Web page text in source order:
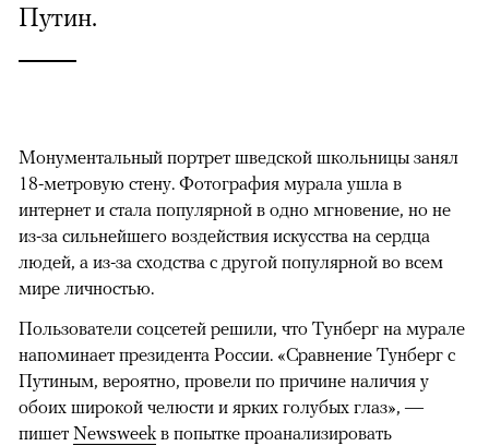
Путин.
Монументальный портрет шведской школьницы занял
18-метровую стену. Фотография мурала ушла в
интернет и стала популярной в одно мгновение, но не
из-за сильнейшего воздействия искусства на сердца
людей, а из-за сходства с другой популярной во всем
мире личностью.
Пользователи соцсетей решили, что Тунберг на мурале
напоминает президента России. «Сравнение Тунберг с
Путиным, вероятно, провели по причине наличия у
обоих широкой челюсти и ярких голубых глаз», —
пишет Newsweekв попытке проанализировать